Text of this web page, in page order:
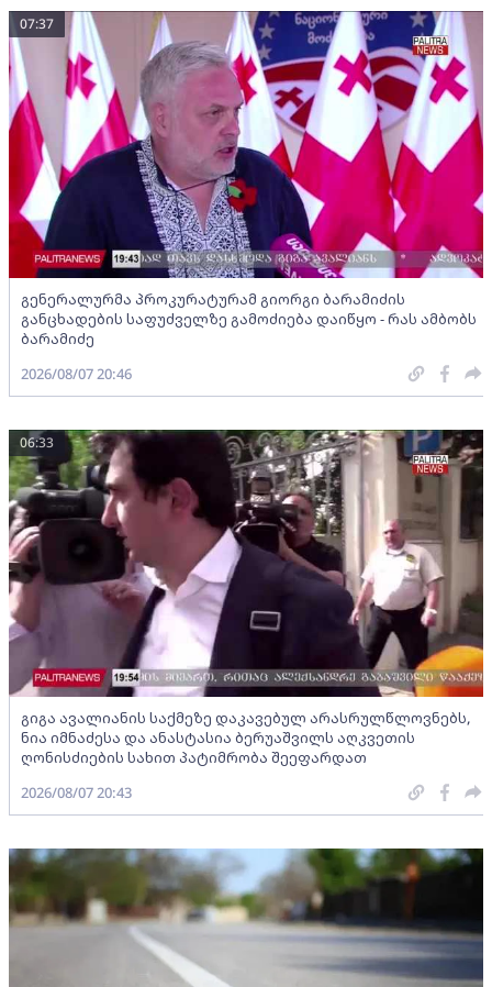
გენერალურმა პროკურატურამ გიორგი ბარამიძის
განცხადების საფუძველზე გამოძიება დაიწყო - რას ამბობს
ბარამიძე
07:37
2026/08/07 20:46
გიგა ავალიანის საქმეზე დაკავებულ არასრულწლოვნებს,
ნია იმნაძესა და ანასტასია ბერუაშვილს აღკვეთის
ღონისძიების სახით პატიმრობა შეეფარდათ
06:33
2026/08/07 20:43